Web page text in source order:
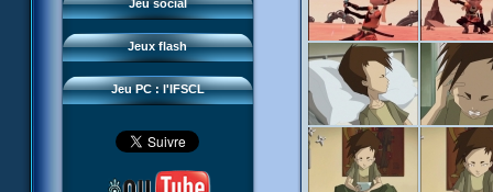
Jeu social
Jeux flash
Sector 2 Escape
Jeu PC : l'IFSCL
Téléchargements
Réseau IFSCL